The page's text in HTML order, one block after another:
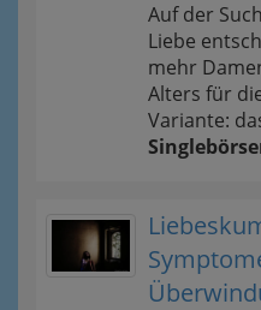
Auf der
Liebe
mehr
Alters für
Variante: